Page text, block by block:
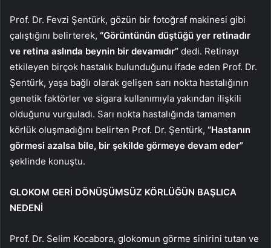
Prof. Dr. Fevzi Şentürk, gözün bir fotoğraf makinesi gibi
çalıştığını belirterek, “Görüntünün düştüğü yer retinadır
ve retina aslında beynin bir devamıdır” dedi. Retinayı
etkileyen birçok hastalık bulunduğunu ifade eden Prof. Dr.
Şentürk, yaşa bağlı olarak gelişen sarı nokta hastalığının
genetik faktörler ve sigara kullanımıyla yakından ilişkili
olduğunu vurguladı. Sarı nokta hastalığında tamamen
körlük oluşmadığını belirten Prof. Dr. Şentürk, “Hastanın
görmesi azalsa bile, bir şekilde görmeye devam eder”
şeklinde konuştu.
GLOKOM GERİ DÖNÜŞÜMSÜZ KÖRLÜĞÜN BAŞLICA
NEDENİ
Prof. Dr. Selim Kocabora, glokomun görme sinirini tutan ve